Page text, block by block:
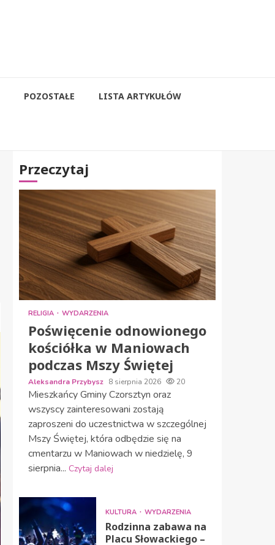
POZOSTAŁE LISTA ARTYKUŁÓW
Przeczytaj
RELIGIA WYDARZENIA
Poświęcenie odnowionego
kościółka w Maniowach
podczas Mszy Świętej
Aleksandra Przybysz 8 sierpnia 2026 20
Mieszkańcy Gminy Czorsztyn oraz
wszyscy zainteresowani zostają
zaproszeni do uczestnictwa w szczególnej
Mszy Świętej, która odbędzie się na
cmentarzu w Maniowach w niedzielę, 9
sierpnia... Czytaj dalej
KULTURA WYDARZENIA
Rodzinna zabawa na
Placu Słowackiego –